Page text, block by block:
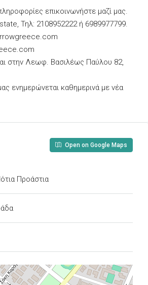
επικοινωνήστε μαζί μας.
Τηλ: 2108952222 ή 6989977799.
στην Λεωφ. Βασιλέως Παύλου 82,
ενημερώνεται καθημερινά με νέα
Open on Google Maps
Προάστια